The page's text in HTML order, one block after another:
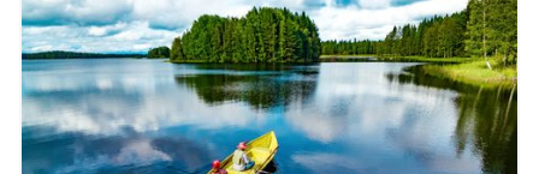
katujen kunnallistekniikkaa uusitaan.